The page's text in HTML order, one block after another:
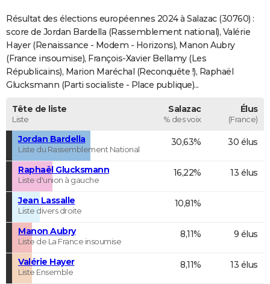
S'inscrire
Se connecter
Lycées
Collèges
Primaires
Universités
Entreprises
Service militaire
Avis de recherche
AVIS DE DÉCÈS
FORUM
Bricolage
Lifestyle
Culture
Sport
Auto
Television
Voyage
Cinema
Résultat des élections européennes 2024 à Salazac (30760) :
score de Jordan Bardella (Rassemblement national), Valérie
Hayer (Renaissance - Modem - Horizons), Manon Aubry
(France insoumise), François-Xavier Bellamy (Les
Républicains), Marion Maréchal (Reconquête !), Raphaël
Glucksmann (Parti socialiste - Place publique)...
Tête de liste
Liste
Salazac
% des voix
Élus
(France)
Jordan Bardella
Liste du Rassemblement National
30,63% 30 élus
Raphaël Glucksmann
Liste d'union à gauche
16,22% 13 élus
Jean Lassalle
Liste divers droite
10,81%
Manon Aubry
Liste de La France insoumise
8,11% 9 élus
Valérie Hayer
Liste Ensemble
8,11% 13 élus